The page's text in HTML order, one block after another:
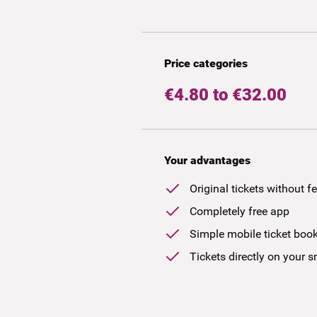
Price categories
€4.80 to €32.00
Your advantages
Original tickets without
Completely free app
Simple mobile ticket
Tickets directly on your